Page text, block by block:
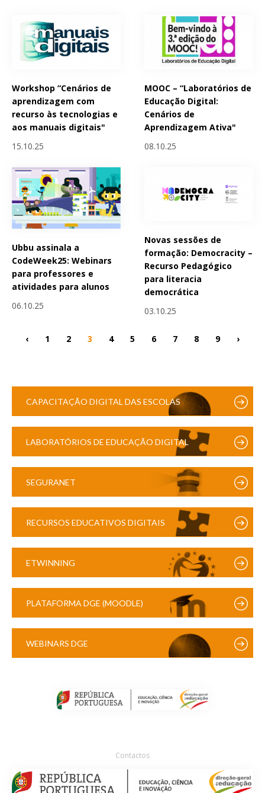
Workshop “Cenários de
aprendizagem com
recurso às tecnologias e
aos manuais digitais"
15.10.25
MOOC – “Laboratórios de
Educação Digital:
Cenários de
Aprendizagem Ativa"
08.10.25
Ubbu assinala a
CodeWeek25: Webinars
para professores e
atividades para alunos
06.10.25
Novas sessões de
formação: Democracity –
Recurso Pedagógico
para literacia
democrática
03.10.25
‹ 1 2 3 4 5 6 7 8 9 ›
CAPACITAÇÃO DIGITAL DAS ESCOLAS
LABORATÓRIOS DE EDUCAÇÃO DIGITAL
SEGURANET
RECURSOS EDUCATIVOS DIGITAIS
ETWINNING
PLATAFORMA DGE (MOODLE)
WEBINARS DGE
Contactos